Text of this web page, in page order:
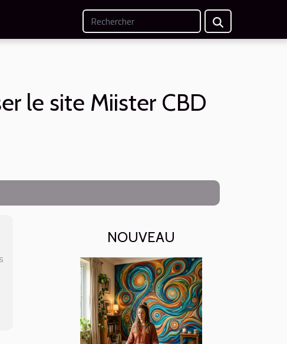
le site Miister CBD
NOUVEAU